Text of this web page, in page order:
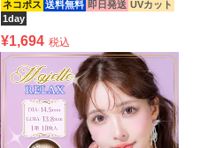
ネコポス 送料無料 即日発送 UVカット
1day
¥1,694 税込